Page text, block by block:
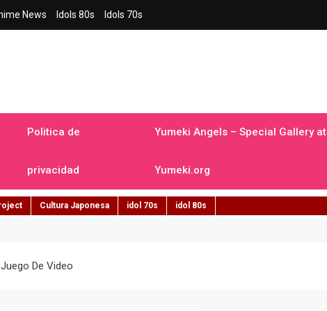
News Idols 80s Idols 70s
Politica de
privacidad
Yumeki Angels – Special Gallery at
Yumeki.org
Cultura Japonesa idol 70s idol 80s
De Video